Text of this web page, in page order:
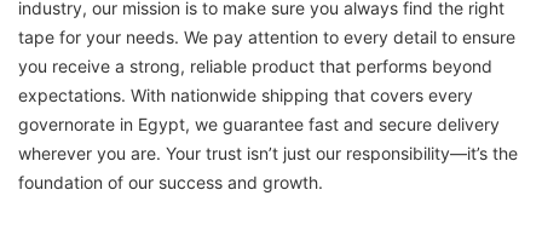
industry, our mission is to make sure you always find the right
tape for your needs. We pay attention to every detail to ensure
you receive a strong, reliable product that performs beyond
expectations. With nationwide shipping that covers every
governorate in Egypt, we guarantee fast and secure delivery
wherever you are. Your trust isn’t just our responsibility—it’s the
foundation of our success and growth.